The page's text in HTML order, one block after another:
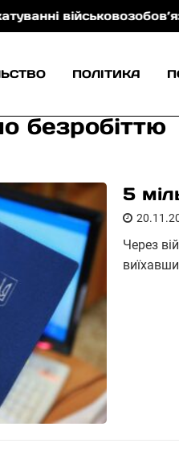
ПОЛІТИКА
безробіттю
5
Через